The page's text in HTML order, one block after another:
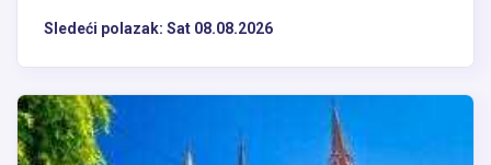
Sledeći polazak: Sat 08.08.2026